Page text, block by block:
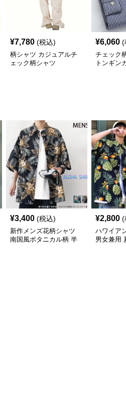
¥7,780 (税込)
柄シャツ カジュアルチ
ェック柄シャツ
¥6,060 (
チェック
トンギン
¥3,400 (税込)
新作メンズ花柄シャツ
南国風ボタニカル柄 半
¥2,800 (
ハワイア
男女兼用